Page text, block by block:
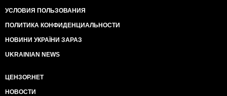
УСЛОВИЯ ПОЛЬЗОВАНИЯ
ПОЛИТИКА КОНФИДЕНЦИАЛЬНОСТИ
НОВИНИ УКРАЇНИ ЗАРАЗ
UKRAINIAN NEWS
ЦЕНЗОР.НЕТ
НОВОСТИ